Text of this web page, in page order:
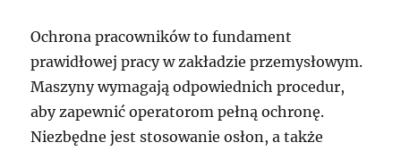
Ochrona pracowników to fundament
prawidłowej pracy w zakładzie przemysłowym.
Maszyny wymagają odpowiednich procedur,
aby zapewnić operatorom pełną ochronę.
Niezbędne jest stosowanie osłon, a także